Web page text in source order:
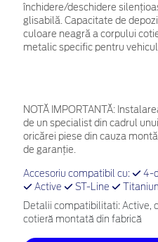
închidere/deschidere
glisabilă. Capacitate de
culoare neagră a corpului
metalic specific pentru
NOTĂ IMPORTANTĂ:
de un specialist din cadrul
oricărei piese din cauza
de garanţie.
Accesoriu compatibil cu: 4-
Active
ST-Line
Detalii compatibilitati: Active,
cotieră montată din fabrică